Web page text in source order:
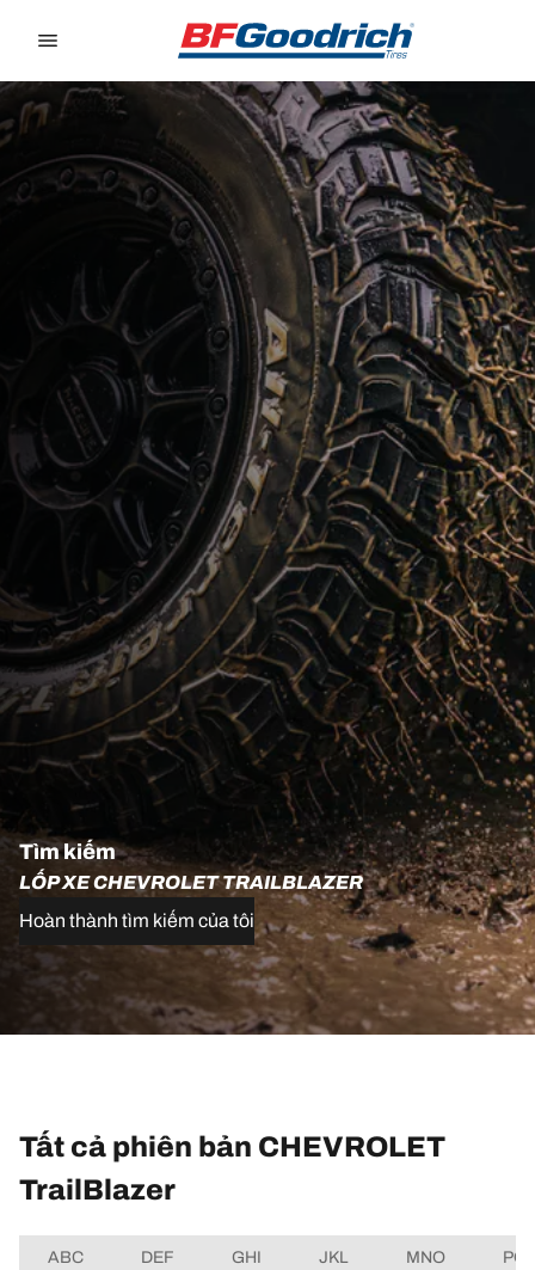
Tìm kiếm
LỐP XE CHEVROLET TRAILBLAZER
Hoàn thành tìm kiếm của tôi
Tất cả phiên bản CHEVROLET
TrailBlazer
ABC DEF GHI JKL MNO